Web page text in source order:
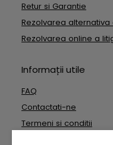
Retur si Garantie
Rezolvarea alternativa
Rezolvarea online a
Informații utile
FAQ
Contactati-ne
Termeni si conditii